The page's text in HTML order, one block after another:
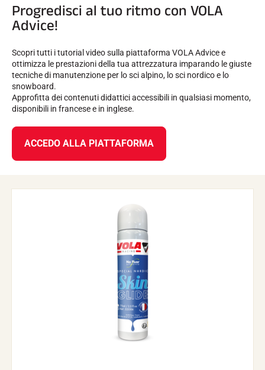
Progredisci al tuo ritmo con VOLA
Advice!
Scopri tutti i tutorial video sulla piattaforma VOLA Advice e
ottimizza le prestazioni della tua attrezzatura imparando le giuste
tecniche di manutenzione per lo sci alpino, lo sci nordico e lo
snowboard.
Approfitta dei contenuti didattici accessibili in qualsiasi momento,
disponibili in francese e in inglese.
ACCEDO ALLA PIATTAFORMA